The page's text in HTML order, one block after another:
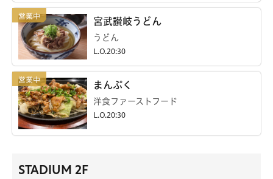
宮武讃岐うどん
うどん
L.O.20:30
まんぷく
洋食ファーストフード
L.O.20:30
STADIUM 2F